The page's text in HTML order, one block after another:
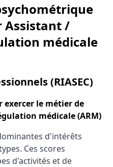
Assistant /
médicale
(RIASEC)
exercer le métier de
médicale (ARM)
d'intérêts
Ces scores
d'activités et de